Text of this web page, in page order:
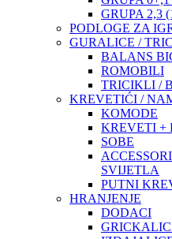
GRUPA 2,3
PODLOGE ZA
GURALICE /
BALANS
ROMOBILI
TRICIKLI /
KREVETIĆI /
KOMODE
KREVETI +
SOBE
SVIJETLA
PUTNI
HRANJENJE
DODACI